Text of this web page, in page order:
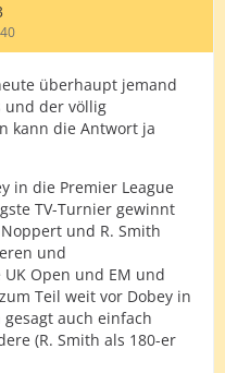
überhaupt jemand
und der völlig
kann die Antwort ja
in die Premier League
TV-Turnier gewinnt
und R. Smith
und
Open und EM und
Teil weit vor Dobey in
auch einfach
(R. Smith als 180-er